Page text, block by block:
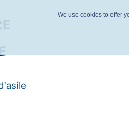
We use cookies to offer